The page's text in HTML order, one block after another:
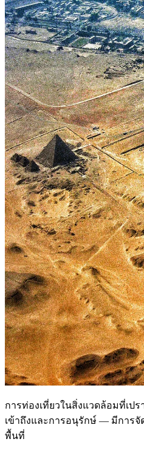
การท่องเที่ยวในสิ่งแวดล้อมที่เป
เข้าถึงและการอนุรักษ์ — มีการ
พื้นที่